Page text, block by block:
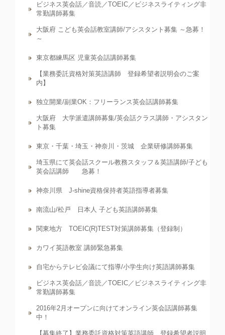
ビジネス英会話／音読／TOEIC／ビジネスライティング非
常勤講師募集
大阪府 こども英会話教室講師/アシスタント募集 ～急募！
～
東京都練馬区 児童英会話講師募集
【業務委託資格対策英語講師 登録希望者説明会のご案
内】
独立開業/副業OK：フリーランス英会話講師募集
大阪府 大学派遣講師募集/英会話クラス講師・アシスタン
ト募集
東京・千葉・埼玉・神奈川・茨城 企業研修講師募集
埼玉県にて英会話スクール教務スタッフ＆英語講師/子ども
英会話講師 急募！
神奈川県 J-shine資格保持者英語指導者募集
南流山/松戸 日本人 子ども英語講師募集
関東地方 TOEIC(R)TEST対策講師募集（登録制）
カワイ英語教室 講師緊急募集
自宅からテレビ会議にて指導/小学生向け英語講師募集
ビジネス英会話／音読／TOEIC／ビジネスライティング非
常勤講師募集
2016年2月オープンに向けてオンライン英会話講師募集
中！
【募集終了】業務委託資格対策英語講師 登録希望者説明